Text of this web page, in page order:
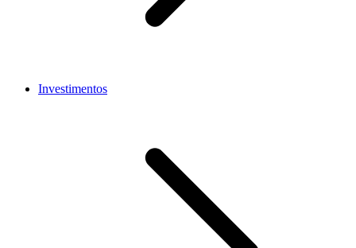
Investimentos